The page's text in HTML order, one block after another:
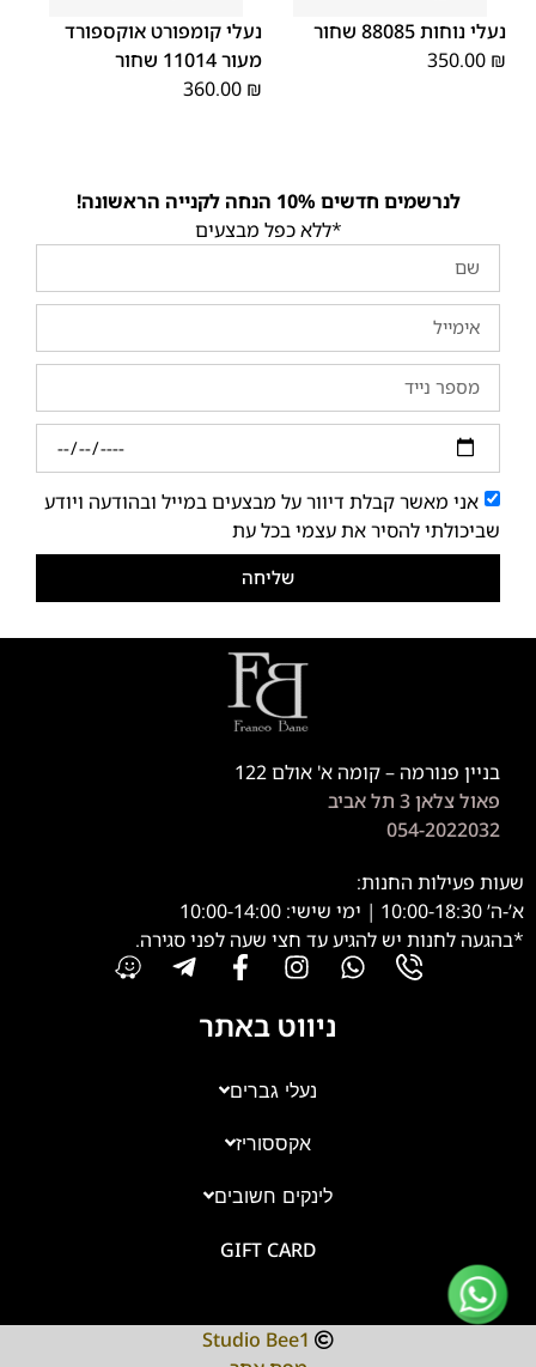
נעלי נוחות 88085 שחור
350.00 ₪
נעלי קומפורט אוקספורד
מעור 11014 שחור
360.00 ₪
לנרשמים חדשים 10% הנחה לקנייה הראשונה!
*ללא כפל מבצעים
אני מאשר קבלת דיוור על מבצעים במייל ובהודעה ויודע
שביכולתי להסיר את עצמי בכל עת
שליחה
בניין פנורמה – קומה א' אולם 122
פאול צלאן 3 תל אביב
054-2022032
שעות פעילות החנות:
א’-ה’ 10:00-18:30 | ימי שישי: 10:00-14:00
*בהגעה לחנות יש להגיע עד חצי שעה לפני סגירה.
ניווט באתר
נעלי גברים
אקססוריז
לינקים חשובים
GIFT CARD
Studio Bee1